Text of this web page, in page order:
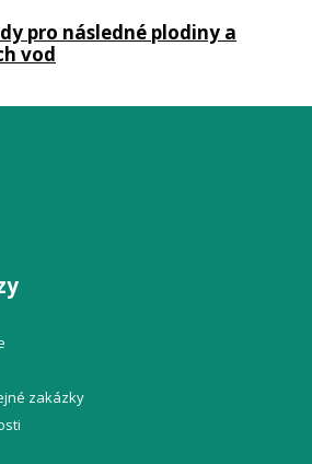
pro následné plodiny a
vod
zakázky